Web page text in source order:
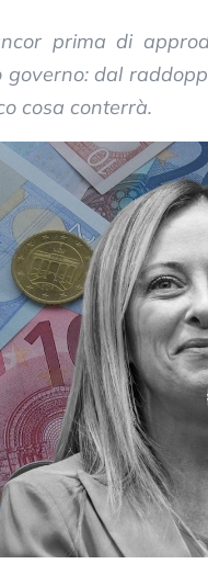
prima di
governo: dal
cosa conterrà.
estreme alla
Cosa sta guidando
degli asset?